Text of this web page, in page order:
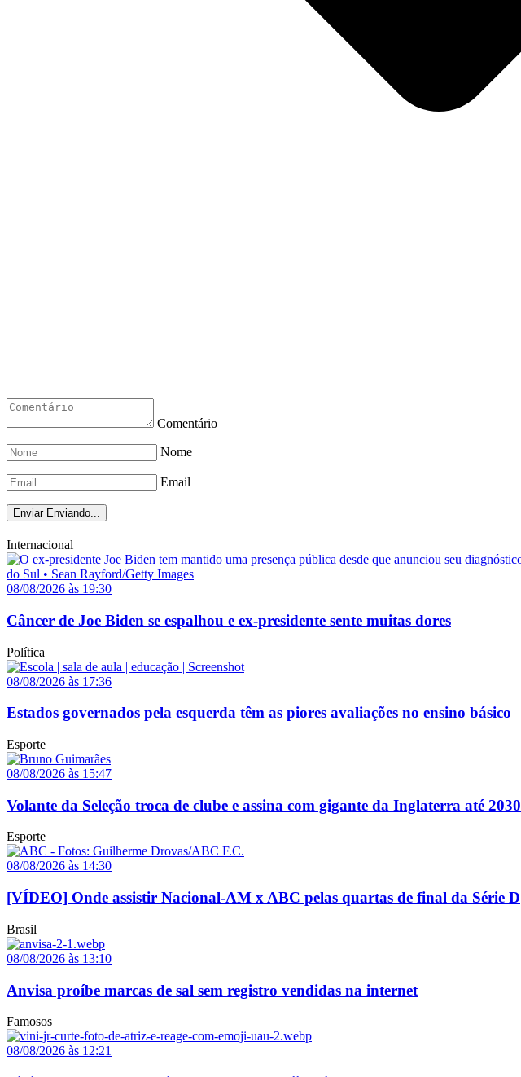
Comentário
Nome
Email
Enviar Enviando...
Internacional
08/08/2026 às 19:30
Câncer de Joe Biden se espalhou e ex-presidente sente muitas dores
Política
08/08/2026 às 17:36
Estados governados pela esquerda têm as piores avaliações no ensino básico
Esporte
08/08/2026 às 15:47
Volante da Seleção troca de clube e assina com gigante da Inglaterra até 2030
Esporte
08/08/2026 às 14:30
[VÍDEO] Onde assistir Nacional-AM x ABC pelas quartas de final da Série D
Brasil
08/08/2026 às 13:10
Anvisa proíbe marcas de sal sem registro vendidas na internet
Famosos
08/08/2026 às 12:21